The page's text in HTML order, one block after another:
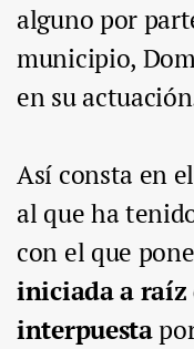
alguno por
municipio,
en su
Así consta en
al que ha
con el que
iniciada a raíz
interpuesta